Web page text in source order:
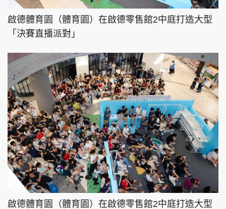
啟德體育園（體育園）在啟德零售館2中庭打造大型
「決賽直播派對」
啟德體育園（體育園）在啟德零售館2中庭打造大型